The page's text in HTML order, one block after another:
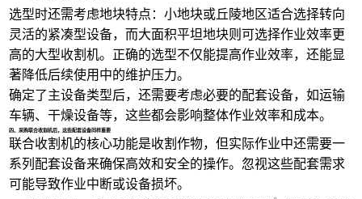
选型时还需考虑地块特点：小地块或丘陵地区适合选择转向
灵活的紧凑型设备，而大面积平坦地块则可选择作业效率更
高的大型收割机。正确的选型不仅能提高作业效率，还能显
著降低后续使用中的维护压力。
确定了主设备类型后，还需要考虑必要的配套设备，如运输
车辆、干燥设备等，这些都会影响整体作业效率和成本。
四、采购联合收割机后，这些配套设备同样重要
联合收割机的核心功能是收割作物，但实际作业中还需要一
系列配套设备来确保高效和安全的操作。忽视这些配套需求
可能导致作业中断或设备损坏。